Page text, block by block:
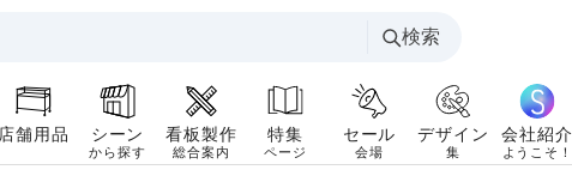
検索
店舗用品 シーン
から探す
看板製作
総合案内
特集
ページ
セール
会場
デザイン
集
会社紹介
ようこそ！